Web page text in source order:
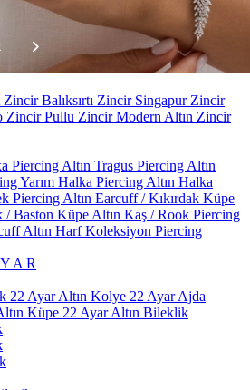
ZincirBalıksırtı Zincir Singapur Zincir
ZincirPullu ZincirModern Altın Zincir
Piercing Altın Tragus Piercing Altın
Yarım Halka Piercing Altın Halka
Piercing Altın Earcuff / Kıkırdak Küpe
/ Baston Küpe Altın Kaş / Rook Piercing
Altın Harf Koleksiyon Piercing
A R
22 Ayar Altın Kolye 22 Ayar Ajda
Küpe 22 Ayar Altın Bileklik